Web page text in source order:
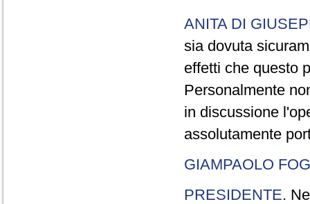
ANITA DI
sia dovuta
effetti che questo
Personalmente
in discussione
assolutamente
GIAMPAOLO
PRESIDENTE.